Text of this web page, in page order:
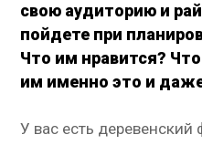
свою аудиторию и
пойдете при
Что им нравится?
им именно это и
У вас есть деревенский